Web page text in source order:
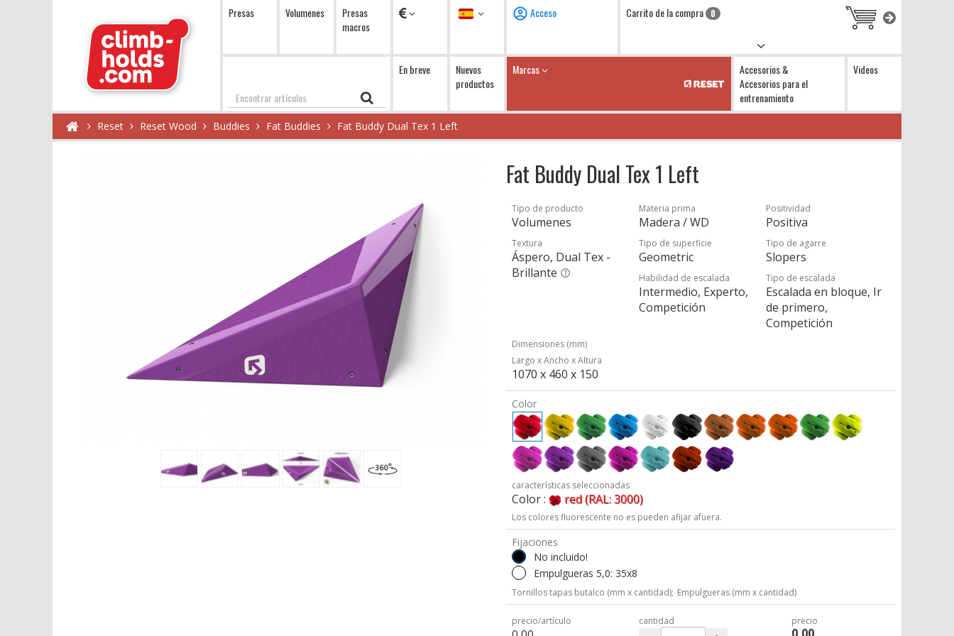
Presas Volumenes
Presas
macros
Monedas Idioma Acceso Carrito de la compra 0
Encontrar
En breve
Nuevos
productos
Marcas
Accesorios &
Accesorios para el
entrenamiento
Videos
Reset Reset Wood Buddies Fat Buddies Fat Buddy Dual Tex 1 Left
Fat Buddy Dual Tex 1 Left
Tipo de producto
Volumenes
Materia prima
Madera / WD
Positividad
Positiva
Textura
Áspero, Dual Tex -
Brillante
Tipo de superficie
Geometric
Tipo de agarre
Slopers
Habilidad de escalada
Intermedio, Experto,
Competición
Tipo de escalada
Escalada en bloque, Ir
de primero,
Competición
Dimensiones (mm)
Largo x Ancho x Altura
1070 x 460 x 150
Color
características seleccionadas
Color : red (RAL: 3000)
Los colores fluorescente no es pueden afijar afuera.
Fijaciones
No incluido!
Empulgueras 5,0: 35x8
Tornillos tapas butalco (mm x cantidad); Empulgueras (mm x cantidad)
precio/artículo cantidad precio